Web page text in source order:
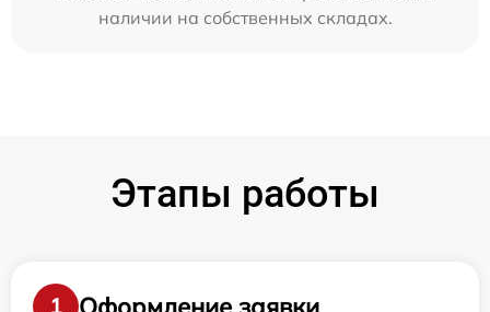
наличии на собственных складах.
Этапы работы
1